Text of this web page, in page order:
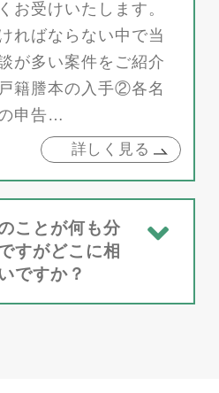
お受けいたします。
ればならない中で当
が多い案件をご紹介
籍謄本の入手②各名
申告…
詳しく見る
ことが何も分
すがどこに相
ですか？